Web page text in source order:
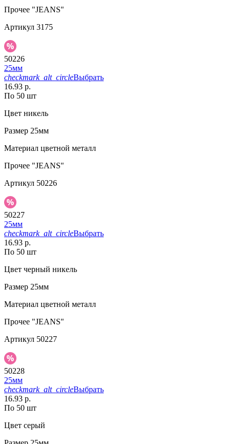
Прочее "JEANS"
Артикул 3175
50226
25мм
checkmark_alt_circleВыбрать
16.93 р.
По 50 шт
Цвет никель
Размер 25мм
Материал цветной металл
Прочее "JEANS"
Артикул 50226
50227
25мм
checkmark_alt_circleВыбрать
16.93 р.
По 50 шт
Цвет черный никель
Размер 25мм
Материал цветной металл
Прочее "JEANS"
Артикул 50227
50228
25мм
checkmark_alt_circleВыбрать
16.93 р.
По 50 шт
Цвет серый